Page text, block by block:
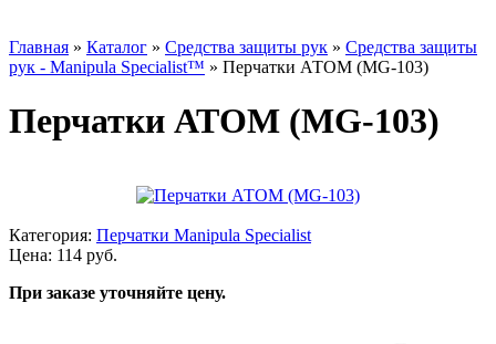
Главная » Каталог » Средства защиты рук » Средства защиты
рук - Manipula Specialist™ » Перчатки АТОМ (MG-103)
Перчатки АТОМ (MG-103)
Категория: Перчатки Manipula Specialist
Цена: 114 руб.
При заказе уточняйте цену.